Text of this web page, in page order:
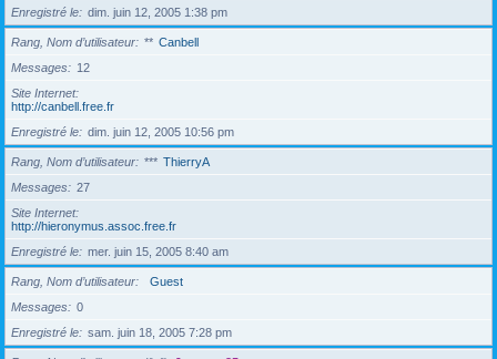
Enregistré le
dim. juin 12, 2005 1:38 pm
Rang, Nom d’utilisateur ** Canbell
Messages
12
Site Internet
http://canbell.free.fr
Enregistré le
dim. juin 12, 2005 10:56 pm
Rang, Nom d’utilisateur *** ThierryA
Messages
27
Site Internet
http://hieronymus.assoc.free.fr
Enregistré le
mer. juin 15, 2005 8:40 am
Rang, Nom d’utilisateur
Guest
Messages
0
Enregistré le
sam. juin 18, 2005 7:28 pm